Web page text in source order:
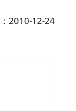
2010-12-24